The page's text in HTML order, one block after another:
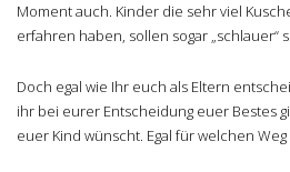
Moment auch. Kinder die sehr viel
erfahren haben, sollen sogar „schlauer“
Doch egal wie Ihr euch als Eltern
ihr bei eurer Entscheidung euer Bestes
euer Kind wünscht. Egal für welchen